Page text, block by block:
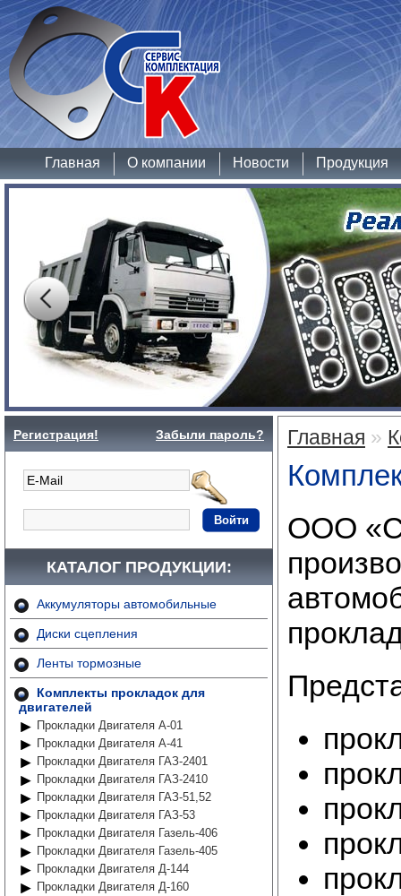
Главная О компании Новости Продукция
Регистрация! Забыли пароль?
Войти
КАТАЛОГ ПРОДУКЦИИ:
Аккумуляторы автомобильные
Диски сцепления
Ленты тормозные
Комплекты прокладок для
двигателей
Прокладки Двигателя А-01
Прокладки Двигателя А-41
Прокладки Двигателя ГАЗ-2401
Прокладки Двигателя ГАЗ-2410
Прокладки Двигателя ГАЗ-51,52
Прокладки Двигателя ГАЗ-53
Прокладки Двигателя Газель-406
Прокладки Двигателя Газель-405
Прокладки Двигателя Д-144
Прокладки Двигателя Д-160
Главная »
ООО